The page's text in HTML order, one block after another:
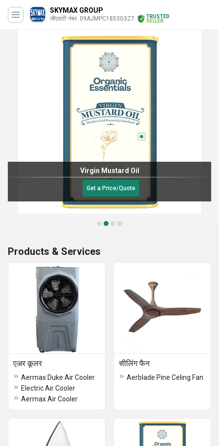
SKYMAX GROUP
जीएसटी नंबर. 09AJMPC1853G3Z7
TRUSTED
SELLER
Virgin Mustard Oil
Get a Price/Quote
Products & Services
एअर कूलर
Aermax Duke Air Cooler
Electric Air Cooler
Aermax Air Cooler
सीलिंग फैन
Aerblade Pine Celing Fan